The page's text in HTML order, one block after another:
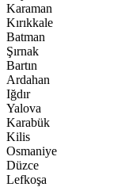
Karaman
Kırıkkale
Batman
Şırnak
Bartın
Ardahan
Iğdır
Yalova
Karabük
Kilis
Osmaniye
Düzce
Lefkoşa